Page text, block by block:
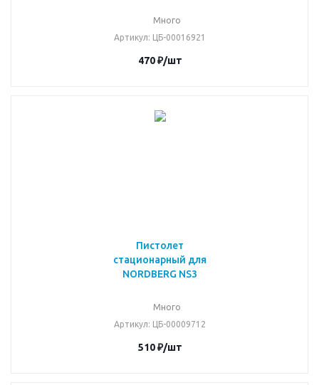
Много
Артикул: ЦБ-00016921
470₽/шт
Пистолет
стационарный для
NORDBERG NS3
Много
Артикул: ЦБ-00009712
510₽/шт